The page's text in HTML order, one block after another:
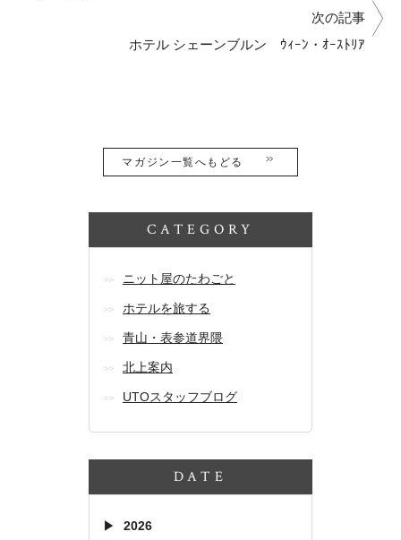
次の記事
ホテル シェーンブルン ｳｨｰﾝ・ｵｰｽﾄﾘｱ
マガジン一覧へもどる
CATEGORY
ニット屋のたわごと
ホテルを旅する
青山・表参道界隈
北上案内
UTOスタッフブログ
DATE
2026